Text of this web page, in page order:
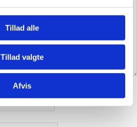
Tillad alle
Tillad valgte
Afvis